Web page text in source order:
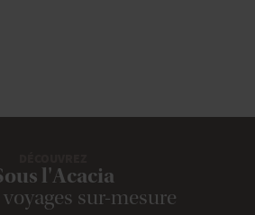
l'Acacia
sur-mesure